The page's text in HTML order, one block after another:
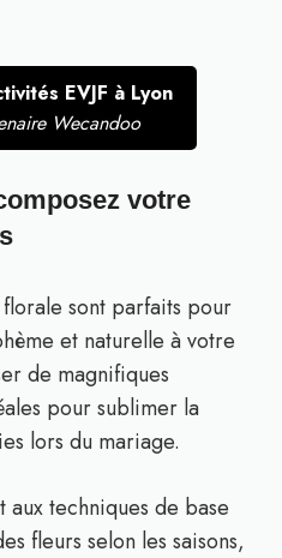
EVJF à Lyon
Wecandoo
votre
sont parfaits pour
et naturelle à votre
de magnifiques
pour sublimer la
lors du mariage.
techniques de base
fleurs selon les saisons,